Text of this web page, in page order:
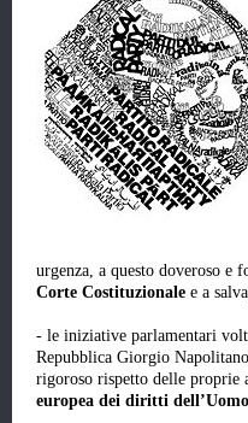
urgenza, a questo doveroso e
Corte Costituzionale e a
- le iniziative parlamentari
Repubblica Giorgio
rigoroso rispetto delle proprie
europea dei diritti dell’Uomo